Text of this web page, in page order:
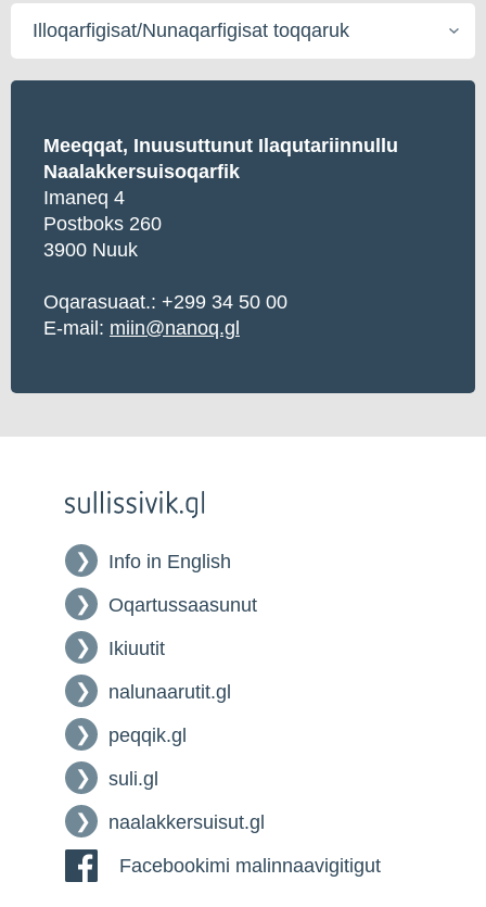
Illoqarfigisat/Nunaqarfigisat
toqqaruk
Meeqqat, Inuusuttunut Ilaqutariinnullu
Naalakkersuisoqarfik
Imaneq 4
Postboks 260
3900 Nuuk
Oqarasuaat.: +299 34 50 00
E-mail: miin@nanoq.gl
Info in English
Oqartussaasunut
Ikiuutit
nalunaarutit.gl
peqqik.gl
suli.gl
naalakkersuisut.gl
Facebookimi malinnaavigitigut